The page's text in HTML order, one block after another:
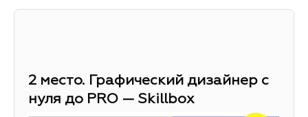
2 место. Графический дизайнер с
нуля до PRO — Skillbox